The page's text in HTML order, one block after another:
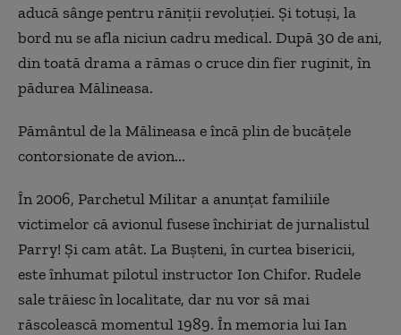
aducă sânge pentru răniții revoluției. Și totuși, la
bord nu se afla niciun cadru medical. După 30 de ani,
din toată drama a rămas o cruce din fier ruginit, în
pădurea Mălineasa.
Pământul de la Mălineasa e încă plin de bucățele
contorsionate de avion...
În 2006, Parchetul Militar a anunțat familiile
victimelor că avionul fusese închiriat de jurnalistul
Parry! Și cam atât. La Bușteni, în curtea bisericii,
este înhumat pilotul instructor Ion Chifor. Rudele
sale trăiesc în localitate, dar nu vor să mai
răscolească momentul 1989. În memoria lui Ian